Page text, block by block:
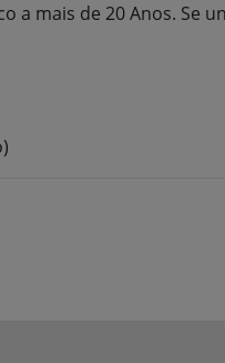
a mais de 20 Anos.